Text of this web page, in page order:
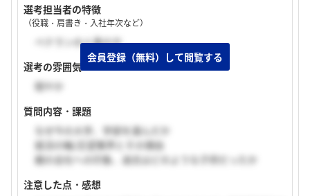
選考担当者の特徴
（役職・肩書き・入社年次など）
ベテランの人事の方
選考の雰囲気
穏やか
質問内容・課題
なぜ今の大学、学部を選んだか
就活の軸/志望業界とその理由
親の会社への印象、過去はどのような子供だったか
注意した点・感想